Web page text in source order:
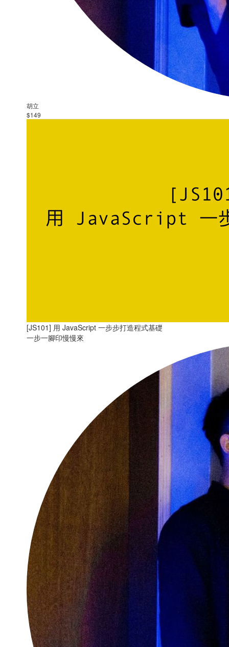
胡立
$149
[JS101] 用 JavaScript 一步步打造程式基礎
一步一腳印慢慢來